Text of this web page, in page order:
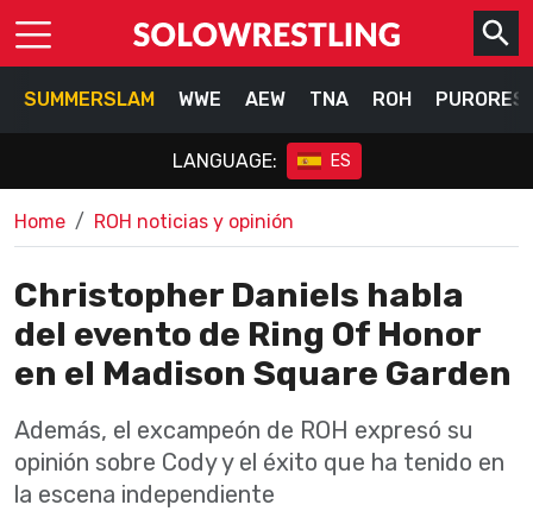
SUMMERSLAM WWE AEW TNA ROH
LANGUAGE: ES
Home ROH noticias y opinión
Christopher Daniels habla
del evento de Ring Of Honor
en el Madison Square Garden
Además, el excampeón de ROH expresó su
opinión sobre Cody y el éxito que ha tenido en
la escena independiente